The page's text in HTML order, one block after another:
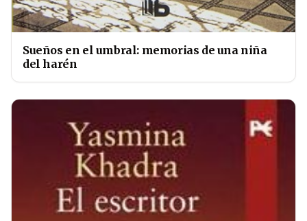
Sueños en el umbral: memorias de una niña
del harén